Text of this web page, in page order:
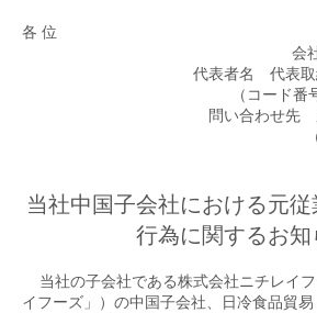
各 位
会
代表者名 代表
（コード番
問い合わせ先
当社中国子会社における元
行為に関するお知
当社の子会社である株式会社ニチレイ
イフーズ」）の中国子会社、日冷食品貿